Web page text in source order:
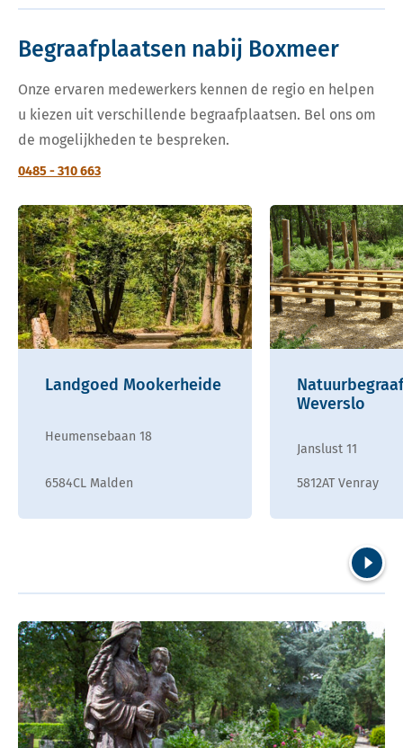
Begraafplaatsen nabij Boxmeer
Onze ervaren medewerkers kennen de regio en helpen
u kiezen uit verschillende begraafplaatsen. Bel ons om
de mogelijkheden te bespreken.
0485 - 310 663
Landgoed Mookerheide
Heumensebaan 18
6584CL Malden
Weverslo
Janslust 11
5812AT Venray